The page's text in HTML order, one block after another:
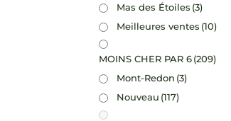
Mas des Étoiles (3)
Meilleures ventes (10)
MOINS CHER PAR 6(209)
Mont-Redon (3)
Nouveau (117)